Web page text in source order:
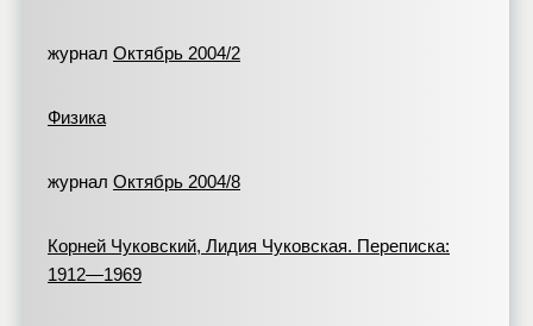
журнал Октябрь 2004/2
Физика
журнал Октябрь 2004/8
Корней Чуковский, Лидия Чуковская. Переписка:
1912—1969